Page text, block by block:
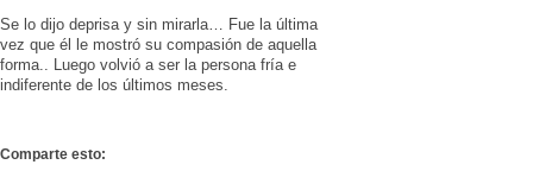
Se lo dijo deprisa y sin mirarla… Fue la última
vez que él le mostró su compasión de aquella
forma.. Luego volvió a ser la persona fría e
indiferente de los últimos meses.
Comparte esto: